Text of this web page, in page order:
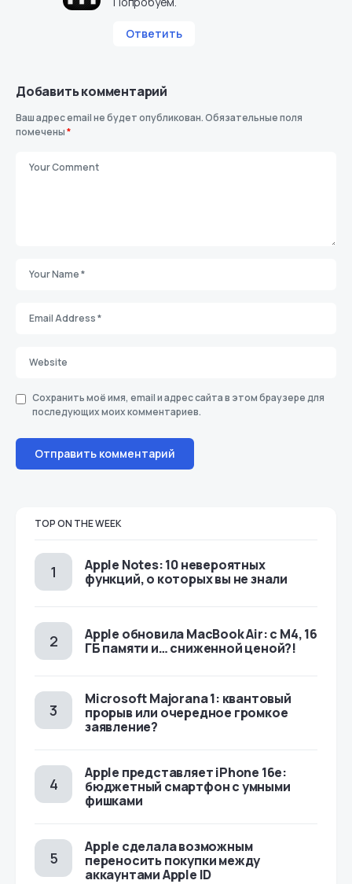
Ответить
Добавить комментарий
Ваш адрес email не будет опубликован.Обязательные поля
помечены*
Сохранить моё имя, email и адрес сайта в этом браузере для
последующих моих комментариев.
TOP ON THE WEEK
Apple Notes: 10 невероятных
функций, о которых вы не знали
Apple обновила MacBook Air: с M4, 16
ГБ памяти и… сниженной ценой?!
Microsoft Majorana 1: квантовый
прорыв или очередное громкое
заявление?
Apple представляет iPhone 16e:
бюджетный смартфон с умными
фишками
Apple сделала возможным
переносить покупки между
аккаунтами Apple ID